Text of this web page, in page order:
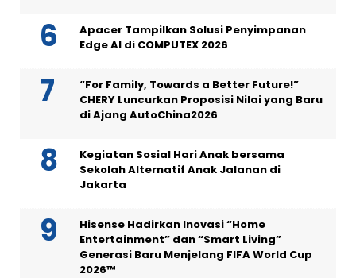
Apacer Tampilkan Solusi Penyimpanan
Edge AI di COMPUTEX 2026
“For Family, Towards a Better Future!”
CHERY Luncurkan Proposisi Nilai yang Baru
di Ajang AutoChina2026
Kegiatan Sosial Hari Anak bersama
Sekolah Alternatif Anak Jalanan di
Jakarta
Hisense Hadirkan Inovasi “Home
Entertainment” dan “Smart Living”
Generasi Baru Menjelang FIFA World Cup
2026™